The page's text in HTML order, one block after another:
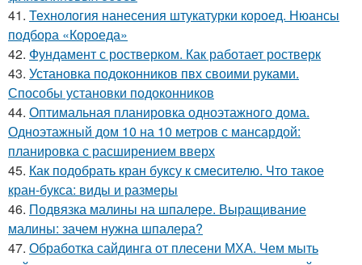
41. Технология нанесения штукатурки короед. Нюансы
подбора «Короеда»
42. Фундамент с ростверком. Как работает ростверк
43. Установка подоконников пвх своими руками.
Способы установки подоконников
44. Оптимальная планировка одноэтажного дома.
Одноэтажный дом 10 на 10 метров с мансардой:
планировка с расширением вверх
45. Как подобрать кран буксу к смесителю. Что такое
кран-букса: виды и размеры
46. Подвязка малины на шпалере. Выращивание
малины: зачем нужна шпалера?
47. Обработка сайдинга от плесени МХА. Чем мыть